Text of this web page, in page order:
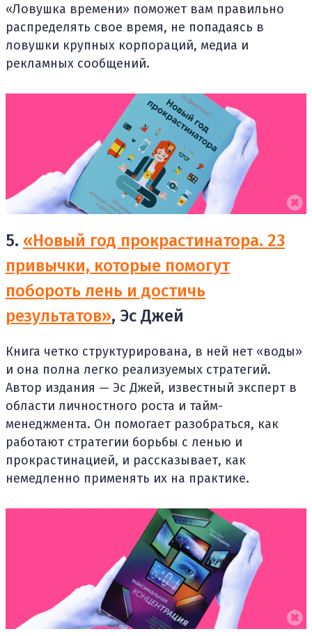
«Ловушка времени» поможет вам правильно
распределять свое время, не попадаясь в
ловушки крупных корпораций, медиа и
рекламных сообщений.
5. «Новый год прокрастинатора. 23
привычки, которые помогут
побороть лень и достичь
результатов», Эс Джей
Книга четко структурирована, в ней нет «воды»
и она полна легко реализуемых стратегий.
Автор издания — Эс Джей, известный эксперт в
области личностного роста и тайм-
менеджмента. Он помогает разобраться, как
работают стратегии борьбы с ленью и
прокрастинацией, и рассказывает, как
немедленно применять их на практике.